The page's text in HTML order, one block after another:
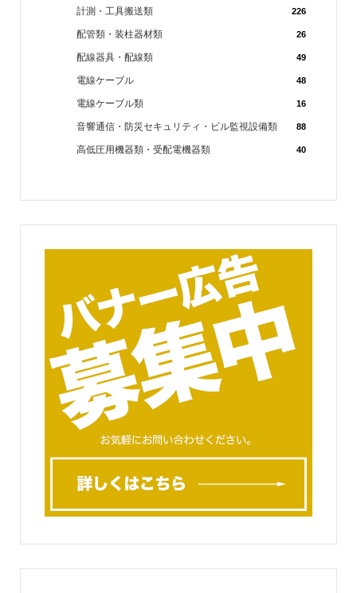
計測・工具搬送類 226
配管類・装柱器材類 26
配線器具・配線類 49
電線ケーブル 48
電線ケーブル類 16
音響通信・防災セキュリティ・ビル監視設備類 88
高低圧用機器類・受配電機器類 40